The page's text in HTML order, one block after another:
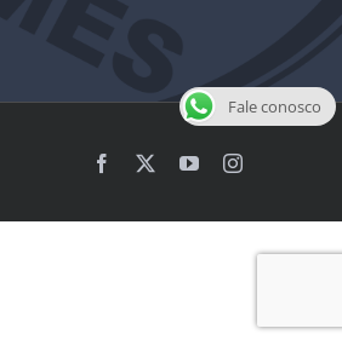
Facebook YouTubeInstagram
Fale conosco